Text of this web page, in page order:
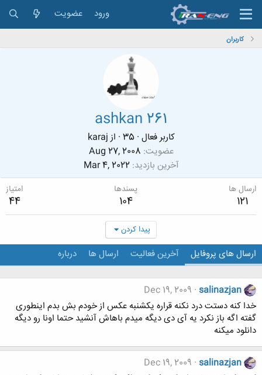
ورود عضویت
کاربران
ashkan 261
کاربر فعال ·
35
· ازkaraj
عضویت Aug 27, 2008
آخرین بازدید Mar 4, 2022
ارسال ها
121
پسندها
104
امتیاز
44
پیدا کردن
ارسال های پروفایل آخرین فعالیت ارسال ها درباره
salinazjan
Dec 19, 2009
خدا کنه دستت درد نکنه قراره یکشنبه عکس از خودم بش بدم اینطوری
گفته اگه باز نکرد یه آی دی دیگه میدم باهاش آنشید حتما اونا رو دیگه
دانلود میکنه
salinazjan
Dec 19, 2009